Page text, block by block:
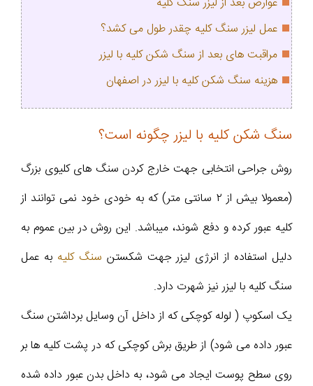
عمل لیزر سنگ کلیه چقدر طول می کشد؟
مراقبت های بعد از سنگ شکن کلیه با لیزر
هزینه سنگ شکن کلیه با لیزر در اصفهان
سنگ شکن کلیه با لیزر چگونه است؟
روش جراحی انتخابی جهت خارج کردن سنگ های کلیوی بزرگ
(معمولا بیش از ٢ سانتی متر) که به خودی خود نمی توانند از
کلیه عبور کرده و دفع شوند، میباشد. این روش در بین عموم به
دلیل استفاده از انرژی لیزر جهت شکستن سنگ کلیه به عمل
سنگ کلیه با لیزر نیز شهرت دارد.
یک اسکوپ ( لوله کوچکی که از داخل آن وسایل برداشتن سنگ
عبور داده می شود) از طریق برش کوچکی که در پشت کلیه ها بر
روی سطح پوست ایجاد می شود، به داخل بدن عبور داده شده